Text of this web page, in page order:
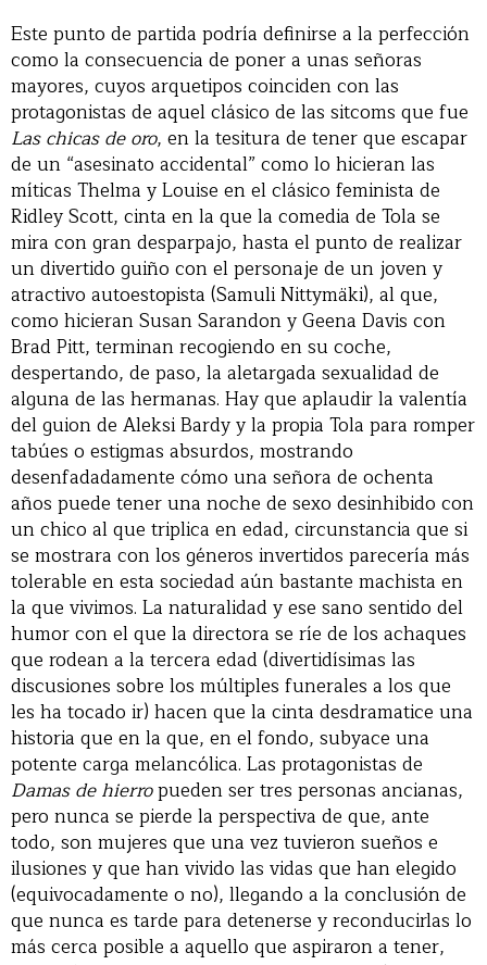
Este punto de partida podría definirse a la perfección
como la consecuencia de poner a unas señoras
mayores, cuyos arquetipos coinciden con las
protagonistas de aquel clásico de las sitcoms que fue
Las chicas de oro, en la tesitura de tener que escapar
de un “asesinato accidental” como lo hicieran las
míticas Thelma y Louise en el clásico feminista de
Ridley Scott, cinta en la que la comedia de Tola se
mira con gran desparpajo, hasta el punto de realizar
un divertido guiño con el personaje de un joven y
atractivo autoestopista (Samuli Nittymäki), al que,
como hicieran Susan Sarandon y Geena Davis con
Brad Pitt, terminan recogiendo en su coche,
despertando, de paso, la aletargada sexualidad de
alguna de las hermanas. Hay que aplaudir la valentía
del guion de Aleksi Bardy y la propia Tola para romper
tabúes o estigmas absurdos, mostrando
desenfadadamente cómo una señora de ochenta
años puede tener una noche de sexo desinhibido con
un chico al que triplica en edad, circunstancia que si
se mostrara con los géneros invertidos parecería más
tolerable en esta sociedad aún bastante machista en
la que vivimos. La naturalidad y ese sano sentido del
humor con el que la directora se ríe de los achaques
que rodean a la tercera edad (divertidísimas las
discusiones sobre los múltiples funerales a los que
les ha tocado ir) hacen que la cinta desdramatice una
historia que en la que, en el fondo, subyace una
potente carga melancólica. Las protagonistas de
Damas de hierropueden ser tres personas ancianas,
pero nunca se pierde la perspectiva de que, ante
todo, son mujeres que una vez tuvieron sueños e
ilusiones y que han vivido las vidas que han elegido
(equivocadamente o no), llegando a la conclusión de
que nunca es tarde para detenerse y reconducirlas lo
más cerca posible a aquello que aspiraron a tener,